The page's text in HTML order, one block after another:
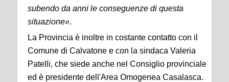
subendo da anni le conseguenze di questa
situazione».
La Provincia è inoltre in costante contatto con il
Comune di Calvatone e con la sindaca Valeria
Patelli, che siede anche nel Consiglio provinciale
ed è presidente dell'Area Omogenea Casalasca.